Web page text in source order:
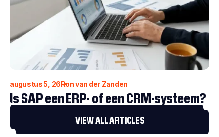
VIEW ALL ARTICLES
augustus 5, 26Ron van der Zanden
Is SAP een ERP- of een CRM-systeem?